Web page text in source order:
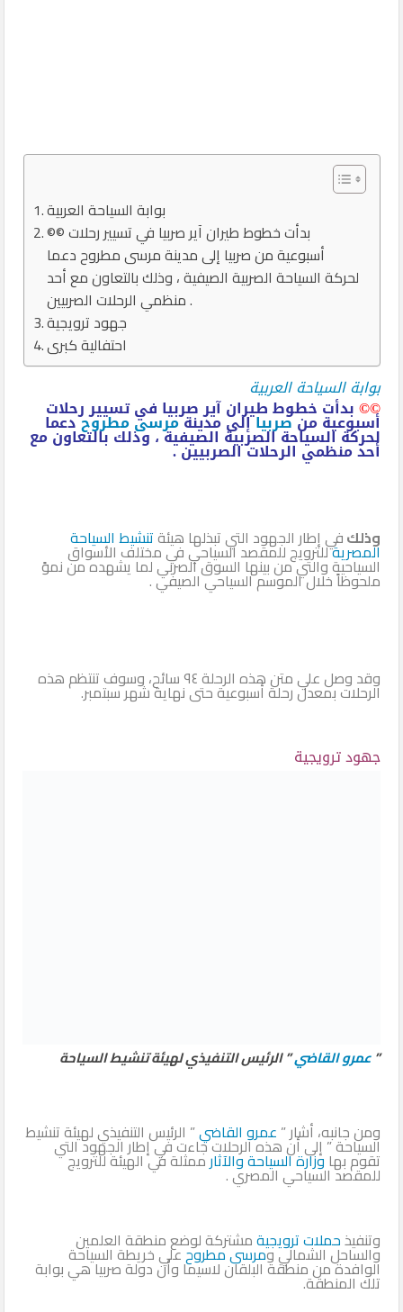
بوابة السياحة العربية
©© بدأت خطوط طيران آير صربيا في تسيير رحلات
أسبوعية من صربيا إلى مدينة مرسى مطروح دعما
لحركة السياحة الصربية الصيفية ، وذلك بالتعاون مع أحد
منظمي الرحلات الصربيين .
جهود ترويجية
احتفالية كبرى
بوابة السياحة العربية
©©بدأت خطوط طيران آير صربيا في تسيير رحلات
أسبوعية منصربياإلى مدينةمرسى مطروحدعما
لحركة السياحة الصربية الصيفية ، وذلك بالتعاون مع
أحد منظمي الرحلات الصربيين .
وذلكفي إطار الجهود التي تبذلها هيئةتنشيط السياحة
المصريةللترويج للمقصد السياحي في مختلف الأسواق
السياحية والتي من بينها السوق الصربي لما يشهده من نموً
ملحوظاً خلال الموسم السياحي الصيفي .
وقد وصل علي متن هذه الرحلة ٩٤ سائح، وسوف تنتظم هذه
الرحلات بمعدل رحلة أسبوعية حتى نهاية شهر سبتمبر.
جهود ترويجية
”عمرو القاضي” الرئيس التنفيذي لهيئة تنشيط السياحة
ومن جانبه، أشار ” عمرو القاضي” الرئيس التنفيذي لهيئة تنشيط
السياحة ” إلى أن هذه الرحلات جاءت في إطار الجهود التي
تقوم بها وزارة السياحة والآثارممثلة في الهيئة للترويج
للمقصد السياحي المصري .
وتنفيذحملات ترويجيةمشتركة لوضع منطقة العلمين
والساحل الشمالي ومرسى مطروحعلي خريطة السياحة
الوافدة من منطقة البلقان لاسيما وأن دولة صربيا هي بوابة
تلك المنطقة.